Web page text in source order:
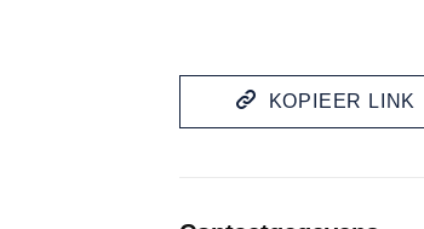
KOPIEER LINK